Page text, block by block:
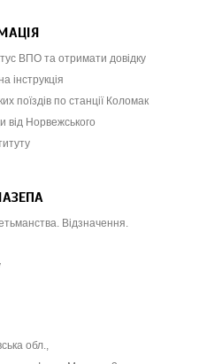
ВПО та отримати довідку
інструкція
поїздів по станції Коломак
від Норвежського
Відзначення.
обл.,